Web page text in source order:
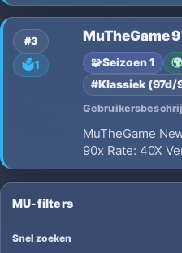
Points after
Reset=500.
#3
🗳️1
MuTheGame
🧩Seizoen 1 🌍
#Klassiek (97d/
MuTheGame
90x Rate: 40X
Server Location
on the server to
MU-filters
Snel zoeken